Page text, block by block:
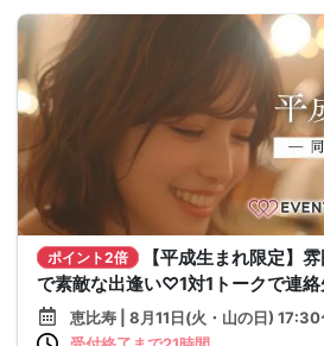
ポイント2倍
【平成生まれ限定】
で素敵な出逢い♡1対1トークで連
恵比寿 | 8月11日(火・山の日) 17:30